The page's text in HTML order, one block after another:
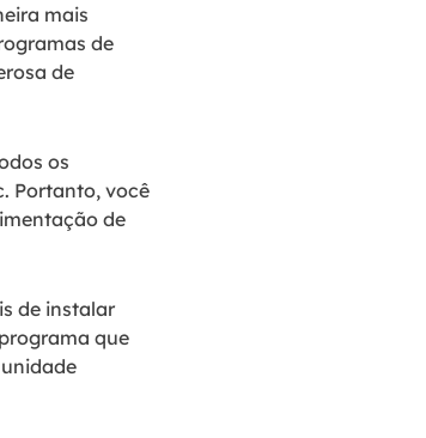
mais
de
de
os
Portanto, você
de
de instalar
que